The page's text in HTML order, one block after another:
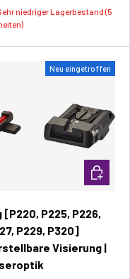
niedriger Lagerbestand (5
Neu eingetroffen
[P220, P225, P226,
P229, P320]
Visierung |
In den